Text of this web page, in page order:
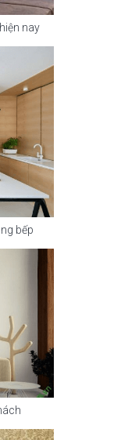
nay
bếp